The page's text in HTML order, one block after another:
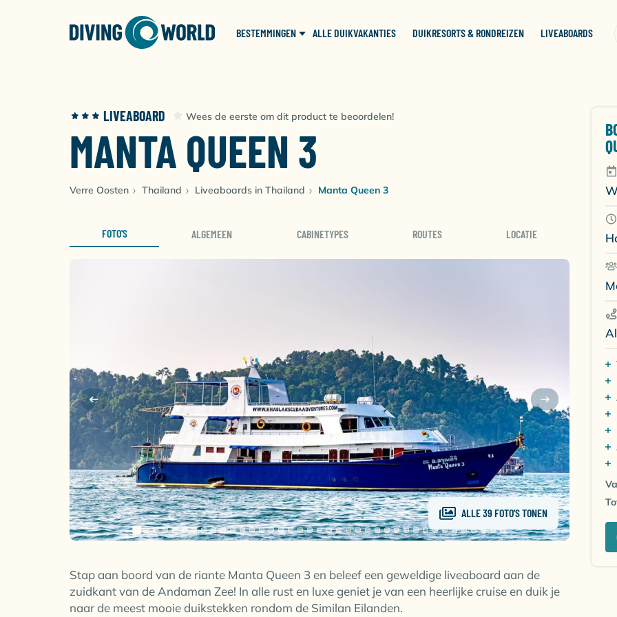
BESTEMMINGEN ALLE DUIKVAKANTIES DUIKRESORTS & RONDREIZEN LIVEABOARDS
LIVEABOARD Wees de eerste om dit product te beoordelen!
MANTA QUEEN 3
Verre Oosten Thailand Liveaboards in Thailand Manta Queen 3
FOTO'S ALGEMEEN CABINETYPES ROUTES LOCATIE
ALLE 39 FOTO'S TONEN
Stap aan boord van de riante Manta Queen 3 en beleef een geweldige liveaboard aan de
zuidkant van de Andaman Zee! In alle rust en luxe geniet je van een heerlijke cruise en duik je
naar de meest mooie duikstekken rondom de Similan Eilanden.